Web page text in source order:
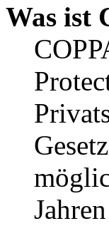
Was ist